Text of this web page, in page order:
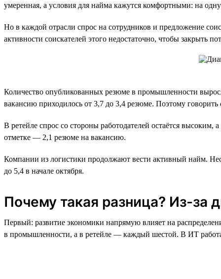
умеренная, а условия для найма кажутся комфортными: на
Но в каждой отрасли спрос на сотрудников и предложение
активности соискателей этого недостаточно, чтобы закрыть
Количество опубликованных резюме в промышленности
вакансию приходилось от 3,7 до 3,4 резюме. Поэтому
В ретейле спрос со стороны работодателей остаётся высоким,
отметке — 2,1 резюме на вакансию.
Компании из логистики продолжают вести активный найм.
до 5,4 в начале октября.
Почему такая разница? Из-за
Первый: развитие экономики напрямую влияет на
в промышленности, а в ретейле — каждый шестой. В ИТ